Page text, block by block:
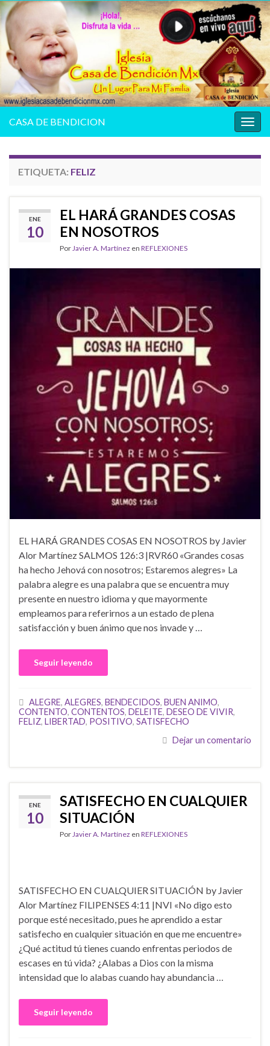
la
CASA DE BENDICION
ETIQUETA: FELIZ
ENE
10
EL HARÁ GRANDES COSAS
EN NOSOTROS
Por Javier A. Martínez en REFLEXIONES
EL HARÁ GRANDES COSAS EN NOSOTROS by Javier
Alor Martínez SALMOS 126:3 |RVR60 «Grandes cosas
ha hecho Jehová con nosotros; Estaremos alegres» La
palabra alegre es una palabra que se encuentra muy
presente en nuestro idioma y que mayormente
empleamos para referirnos a un estado de plena
satisfacción y buen ánimo que nos invade y …
Seguir leyendo
ALEGRE, ALEGRES, BENDECIDOS, BUEN ANIMO,
CONTENTO, CONTENTOS, DELEITE, DESEO DE VIVIR,
FELIZ, LIBERTAD, POSITIVO, SATISFECHO
Dejar un comentario
ENE
10
SATISFECHO EN CUALQUIER
SITUACIÓN
PorJavier A. Martínez en REFLEXIONES
SATISFECHO EN CUALQUIER SITUACIÓN by Javier
Alor Martínez FILIPENSES 4:11 |NVI «No digo esto
porque esté necesitado, pues he aprendido a estar
satisfecho en cualquier situación en que me encuentre»
¿Qué actitud tú tienes cuando enfrentas periodos de
escases en tú vida? ¿Alabas a Dios con la misma
intensidad que lo alabas cuando hay abundancia …
Seguir leyendo